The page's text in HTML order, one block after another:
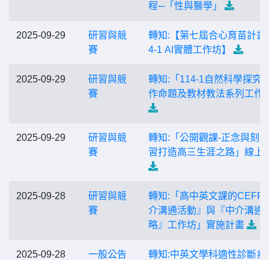
程─「性與醫學」
2025-09-29
研習與競
賽
轉知:【第七屆合心育苗計畫
4-1 AI實體工作坊】
2025-09-29
研習與競
賽
轉知:「114-1自然科學探究
作命題及教材教法系列工作
2025-09-29
研習與競
賽
轉知:「公開觀課-正念與刻
習打造高三生涯之路」線上
2025-09-28
研習與競
賽
轉知:「高中英文課的CEFR
介溝通活動』與『中介溝通
略』工作坊」實施計畫
2025-09-28 一般公告
轉知:中英文學科適性診斷系